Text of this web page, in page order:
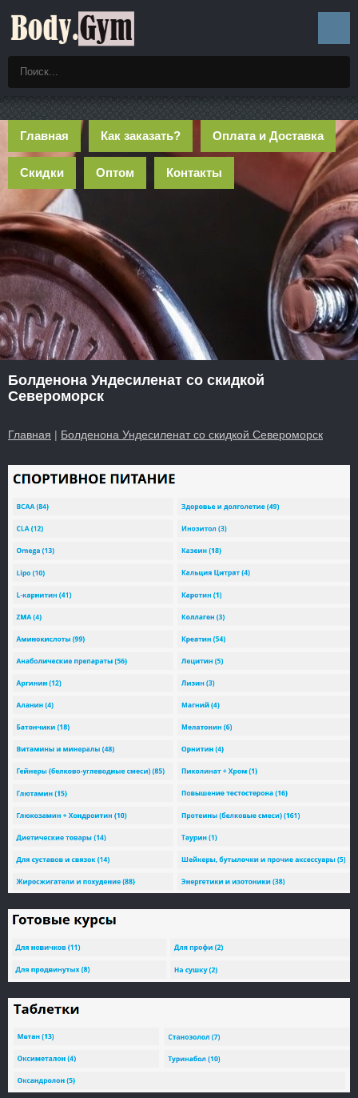
Главная Как заказать? Оплата и Доставка
Скидки Оптом Контакты
Болденона Ундесиленат со скидкой
Североморск
Главная | Болденона Ундесиленат со скидкой Североморск